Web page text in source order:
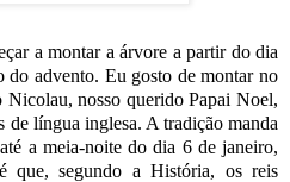
a montar a árvore a partir do dia
advento. Eu gosto de montar no
nosso querido Papai Noel,
de língua inglesa. A tradição manda
a meia-noite do dia 6 de janeiro,
que, segundo a História, os reis